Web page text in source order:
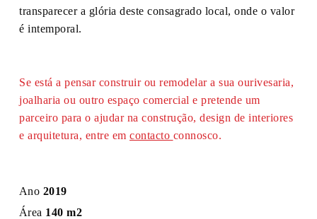
transparecer a glória deste consagrado local, onde o valor
é intemporal.
Se está a pensar construir ou remodelar a sua ourivesaria,
joalharia ou outro espaço comercial e pretende um
parceiro para o ajudar na construção, design de interiores
e arquitetura, entre emcontacto connosco.
Ano 2019
Área 140 m2